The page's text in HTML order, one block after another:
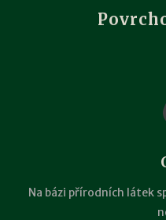
Na bázi přírodních látek